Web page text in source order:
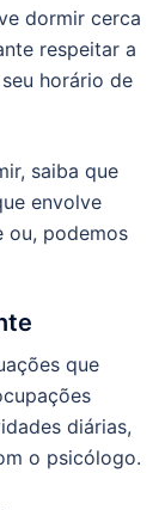
dormir cerca
respeitar a
horário de
saiba que
envolve
ou, podemos
que
diárias,
o psicólogo.